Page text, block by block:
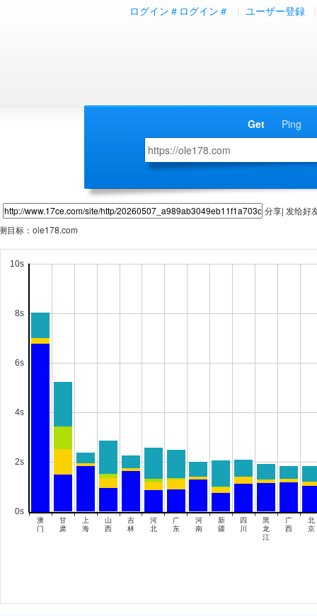
ログイン＃ログイン＃ ユーザー登録
Get Ping
分享| 发给好
目标： ole178.com